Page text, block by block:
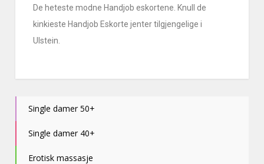
De heteste modne Handjob eskortene. Knull de
kinkieste Handjob Eskorte jenter tilgjengelige i
Ulstein.
Single damer 50+
Single damer 40+
Erotisk massasje